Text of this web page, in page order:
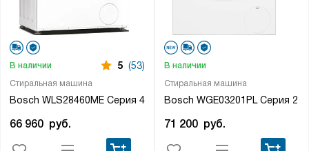
Стиральная машина
Bosch WLS28460ME Серия 4
В наличии 5 (53)
66 960 руб.
Стиральная машина
Bosch WGE03201PL Серия 2
В наличии
71 200 руб.